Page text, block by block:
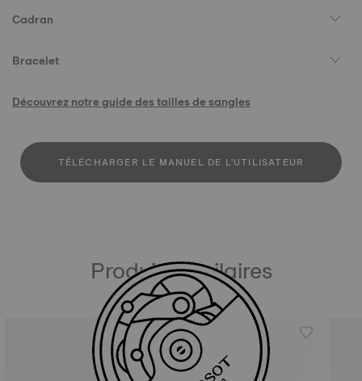
Cadran
Bracelet
Découvrez notre guide des tailles de sangles
TÉLÉCHARGER LE MANUEL DE L'UTILISATEUR
Produits similaires